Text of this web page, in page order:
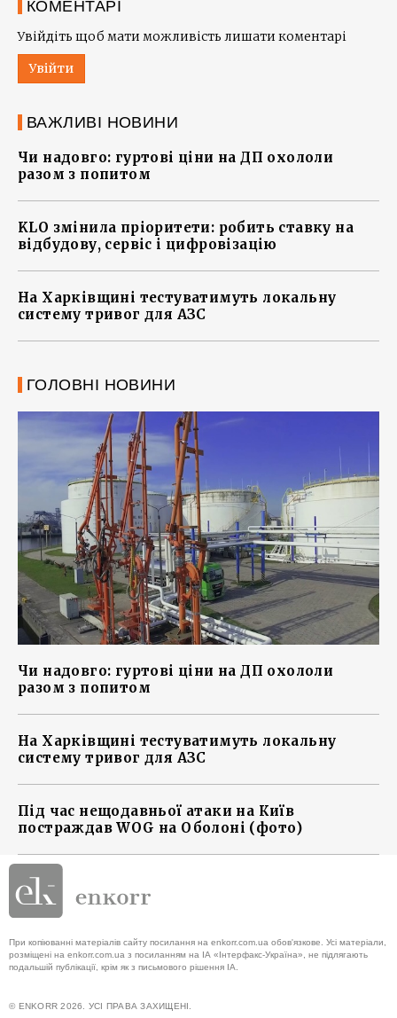
КОМЕНТАРІ
Увійдіть щоб мати можливість лишати коментарі
Увійти
ВАЖЛИВІ НОВИНИ
Чи надовго: гуртові ціни на ДП охололи
разом з попитом
KLO змінила пріоритети: робить ставку на
відбудову, сервіс і цифровізацію
На Харківщині тестуватимуть локальну
систему тривог для АЗС
ГОЛОВНІ НОВИНИ
Чи надовго: гуртові ціни на ДП охололи
разом з попитом
На Харківщині тестуватимуть локальну
систему тривог для АЗС
Під час нещодавньої атаки на Київ
постраждав WOG на Оболоні (фото)
При копіюванні матеріалів сайту посилання на enkorr.com.ua обов'язкове. Усі матеріали,
розміщені на enkorr.com.ua з посиланням на ІА «Інтерфакс-Україна», не підлягають
подальшій публікації, крім як з письмового рішення ІА.
© ENKORR 2026. УСІ ПРАВА ЗАХИЩЕНІ.